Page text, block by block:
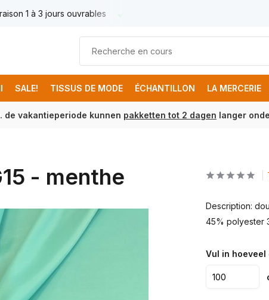
1 à 3 jours ouvrables
SALE! TISSUS DE MODE ÉCHANTILLON LA MERCERIE
de vakantieperiode kunnen pakketten tot 2 dagen langer
- menthe
Description:
45% polyester
Vul in hoeveel